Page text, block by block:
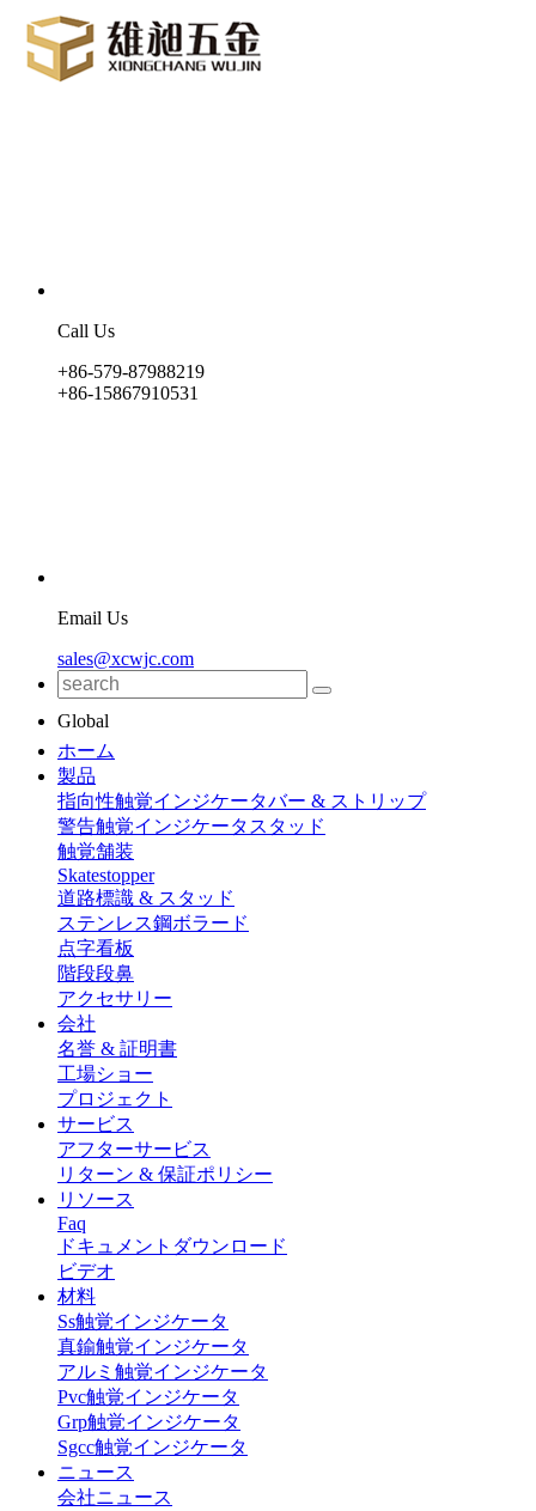
Call Us
+86-579-87988219
+86-15867910531
Email Us
sales@xcwjc.com
Global
ホーム
製品
指向性触覚インジケータバー & ストリップ
警告触覚インジケータスタッド
触覚舗装
Skatestopper
道路標識 & スタッド
ステンレス鋼ボラード
点字看板
階段段鼻
アクセサリー
会社
名誉 & 証明書
工場ショー
プロジェクト
サービス
アフターサービス
リターン & 保証ポリシー
リソース
Faq
ドキュメントダウンロード
ビデオ
材料
Ss触覚インジケータ
真鍮触覚インジケータ
アルミ触覚インジケータ
Pvc触覚インジケータ
Grp触覚インジケータ
Sgcc触覚インジケータ
ニュース
会社ニュース